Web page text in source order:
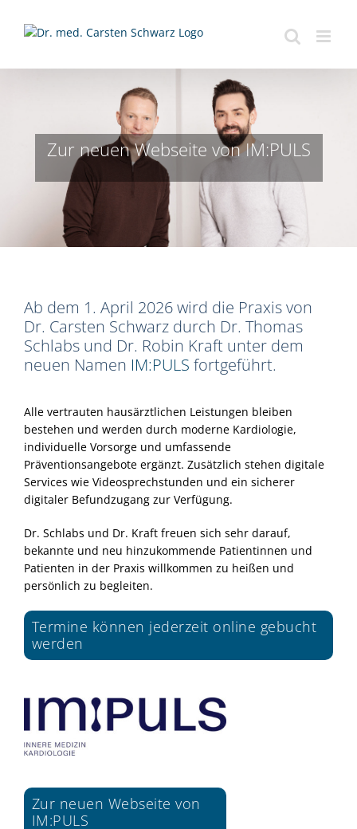
Inhalt
Zur neuen Webseite von IM:PULS
Ab dem 1. April 2026 wird die Praxis von
Dr. Carsten Schwarz durch Dr. Thomas
Schlabs und Dr. Robin Kraft unter dem
neuen Namen IM:PULS fortgeführt.
Alle vertrauten hausärztlichen Leistungen bleiben
bestehen und werden durch moderne Kardiologie,
individuelle Vorsorge und umfassende
Präventionsangebote ergänzt. Zusätzlich stehen digitale
Services wie Videosprechstunden und ein sicherer
digitaler Befundzugang zur Verfügung.
Dr. Schlabs und Dr. Kraft freuen sich sehr darauf,
bekannte und neu hinzukommende Patientinnen und
Patienten in der Praxis willkommen zu heißen und
persönlich zu begleiten.
Termine können jederzeit online gebucht
werden
Zur neuen Webseite von
IM:PULS